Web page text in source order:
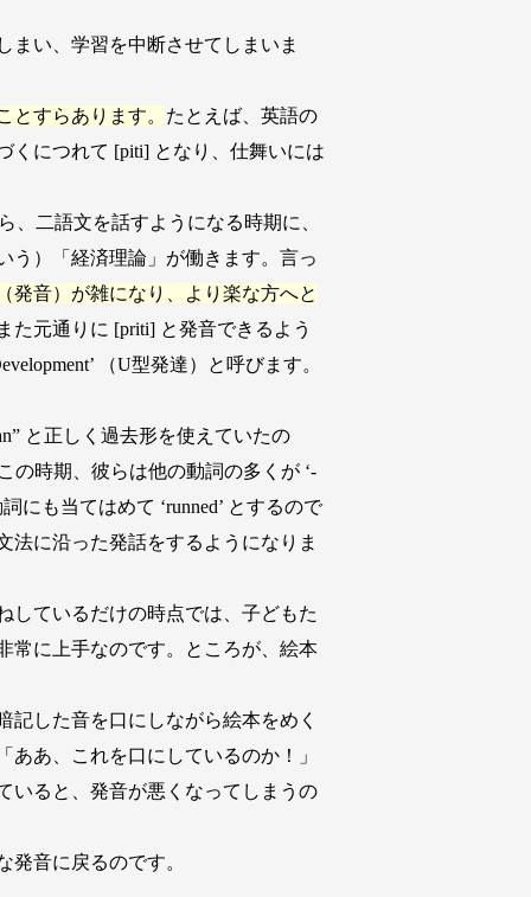
い、学習を中断させてしまいま
すらあります。 たとえば、英語の
くにつれて [piti] となり、仕舞いには
、二語文を話すようになる時期に、
う）「経済理論」が働きます。言っ
発音）が雑になり、より楽な方へと
た元通りに [priti] と発音できるよう
（U型発達）と呼びます。
と正しく過去形を使えていたの
の時期、彼らは他の動詞の多くが ‘-
にも当てはめて ‘runned’ とするので
法に沿った発話をするようになりま
ているだけの時点では、子どもた
常に上手なのです。ところが、絵本
した音を口にしながら絵本をめく
あ、これを口にしているのか！」
いると、発音が悪くなってしまうの
音に戻るのです。